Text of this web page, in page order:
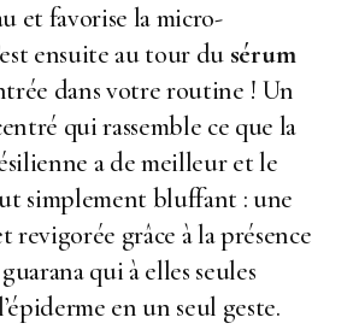
et favorise la micro-
ensuite au tour du sérum
dans votre routine ! Un
qui rassemble ce que la
a de meilleur et le
simplement bluffant : une
revigorée grâce à la présence
qui à elles seules
en un seul geste.